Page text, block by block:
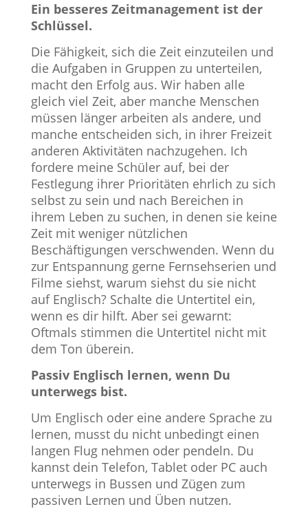
Ein besseres Zeitmanagement ist der
Schlüssel.
Die Fähigkeit, sich die Zeit einzuteilen und
die Aufgaben in Gruppen zu unterteilen,
macht den Erfolg aus. Wir haben alle
gleich viel Zeit, aber manche Menschen
müssen länger arbeiten als andere, und
manche entscheiden sich, in ihrer Freizeit
anderen Aktivitäten nachzugehen. Ich
fordere meine Schüler auf, bei der
Festlegung ihrer Prioritäten ehrlich zu sich
selbst zu sein und nach Bereichen in
ihrem Leben zu suchen, in denen sie keine
Zeit mit weniger nützlichen
Beschäftigungen verschwenden. Wenn du
zur Entspannung gerne Fernsehserien und
Filme siehst, warum siehst du sie nicht
auf Englisch? Schalte die Untertitel ein,
wenn es dir hilft. Aber sei gewarnt:
Oftmals stimmen die Untertitel nicht mit
dem Ton überein.
Passiv Englisch lernen, wenn Du
unterwegs bist.
Um Englisch oder eine andere Sprache zu
lernen, musst du nicht unbedingt einen
langen Flug nehmen oder pendeln. Du
kannst dein Telefon, Tablet oder PC auch
unterwegs in Bussen und Zügen zum
passiven Lernen und Üben nutzen.